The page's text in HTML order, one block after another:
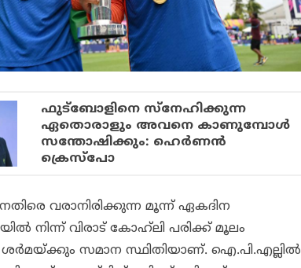
ഫുട്‌ബോളിനെ സ്നേഹിക്കുന്ന
ഏതൊരാളും അവനെ കാണുമ്പോള്‍
സന്തോഷിക്കും: ഹെര്‍ണന്‍
ക്രെസ്പോ
വരാനിരിക്കുന്ന മൂന്ന് ഏകദിന
നിന്ന് വിരാട് കോഹ്‌ലി പരിക്ക് മൂലം
സമാന സ്ഥിതിയാണ്. ഐ.പി.എല്ലില്‍